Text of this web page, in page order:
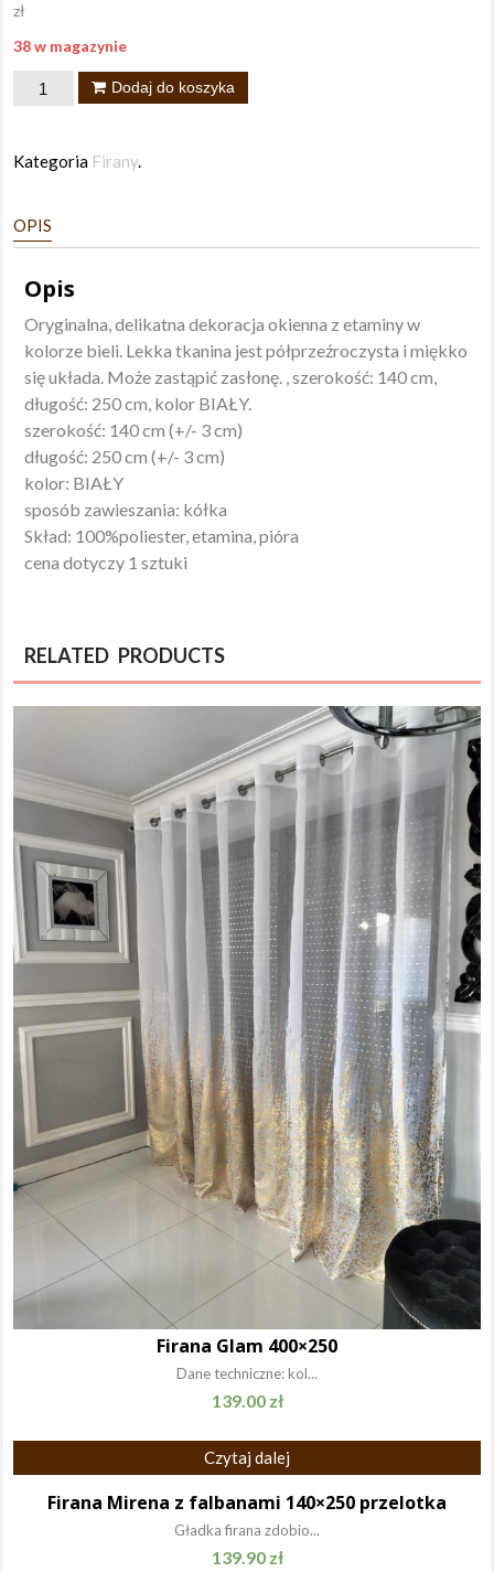
zł
38 w magazynie
ilość
140x250
Dodaj do koszyka
Kategoria Firany.
OPIS
Opis
Oryginalna, delikatna dekoracja okienna z etaminy w
kolorze bieli. Lekka tkanina jest półprzeźroczysta i miękko
się układa. Może zastąpić zasłonę. , szerokość: 140 cm,
długość: 250 cm, kolor BIAŁY.
szerokość: 140 cm (+/- 3 cm)
długość: 250 cm (+/- 3 cm)
kolor: BIAŁY
sposób zawieszania: kółka
Skład: 100%poliester, etamina, pióra
cena dotyczy 1 sztuki
RELATED PRODUCTS
Firana Glam 400×250
Dane techniczne: kol...
139.00 zł
Czytaj dalej
Firana Mirena z falbanami 140×250 przelotka
Gładka firana zdobio...
139.90 zł